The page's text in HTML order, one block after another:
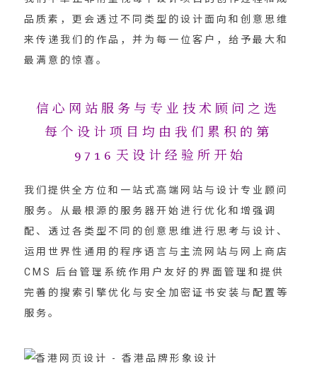
品质素，更会透过不同类型的设计面向和创意思维
来传递我们的作品，并为每一位客户，给予最大和
最满意的惊喜。
信心网站服务与专业技术顾问之选
每个设计项目均由我们累积的第
9716 天设计经验所开始
我们提供全方位和一站式高端网站与设计专业顾问
服务。从最根源的服务器开始进行优化和增强调
配、透过各类型不同的创意思维进行思考与设计、
运用世界性通用的程序语言与主流网站与网上商店
CMS 后台管理系统作用户友好的界面管理和提供
完善的搜索引擎优化与安全加密证书安装与配置等
服务。